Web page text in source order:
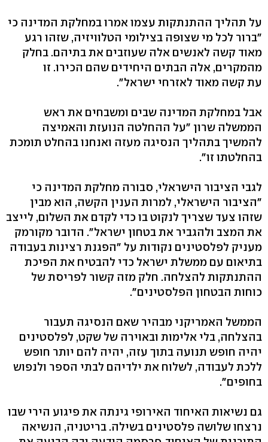
על תהליך ההתנתקות עצמו אמרו במחלקת המדינה כי
"ברור לכל מי שצופה בצילומי הטלוויזיה, שזהו רגע
מאוד קשה לאנשים אלה שעוזבים את בתיהם. בחלק
מהמקרים, אלה הבתים היחידים שהם הכירו. זו
עת קשה מאוד לאזרחי ישראל".
אבל במחלקת המדינה שבים ומשבחים את ראש
הממשלה שרון "על ההחלטה הנועזת והאמיצה
להמשיך בתהליך הנסיגה מעזה ואנחנו בהחלט תומכת
בהחלטתו זו".
לגבי הציבור הישראלי, סבורה מחלקת המדינה כי
"הציבור הישראלי, למרות הענין הקשה, הוא מבין
שזהו צעד שצריך לנקוט בו כדי לקדם את השלום, לייצב
את המצב ולהגביר את בטחון ישראל". הדובר מקורמק
מעניק לפלסטינים נקודות על "הפגנת רצינות בעבודה
בתיאום עם ממשלת ישראל כדי להבטיח את הפיכת
ההתנתקות להצלחה. חלק מזה קשור לפריסת של
כוחות הבטחון הפלסטינים".
הממשל האמריקני מבהיר שאם הנסיגה תעבור
בהצלחה, בלי אלימות ובאוירה של שקט, לפלסטינים
יהיה חופש תנועה בתוך עזה, יהיה להם יותר חופש
ללכת לעבודה, לשלוח את ילדיהם לבתי הספר ולנפוש
בחופים".
גם נשיאות האיחוד האירופי גינתה את פיגוע הירי שבו
נרצחו שלושה פלסטינים בשילה. בריטניה, הנשיאה